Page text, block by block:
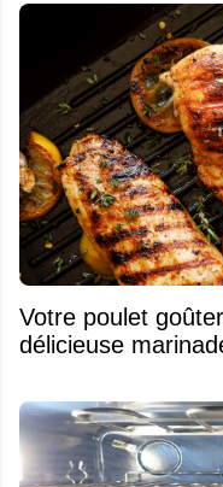
Votre poulet
délicieuse